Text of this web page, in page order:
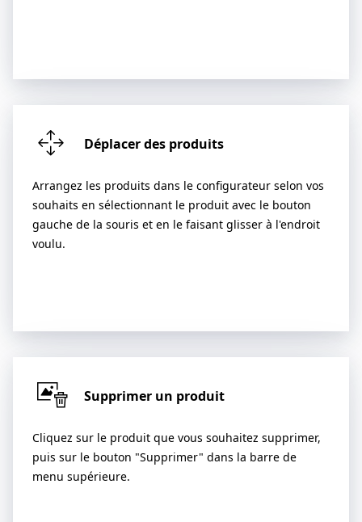
Déplacer des produits
Arrangez les produits dans le configurateur selon vos
souhaits en sélectionnant le produit avec le bouton
gauche de la souris et en le faisant glisser à l'endroit
voulu.
Supprimer un produit
Cliquez sur le produit que vous souhaitez supprimer,
puis sur le bouton "Supprimer" dans la barre de
menu supérieure.